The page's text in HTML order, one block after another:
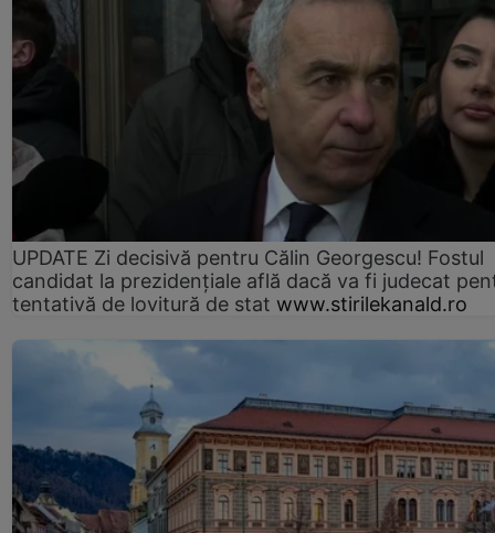
UPDATE Zi decisivă pentru Călin Georgescu! Fostul
candidat la prezidențiale află dacă va fi judecat
tentativă de lovitură de stat www.stirilekanald.ro